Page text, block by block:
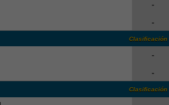
-
-
Clasificación
-
-
Clasificación